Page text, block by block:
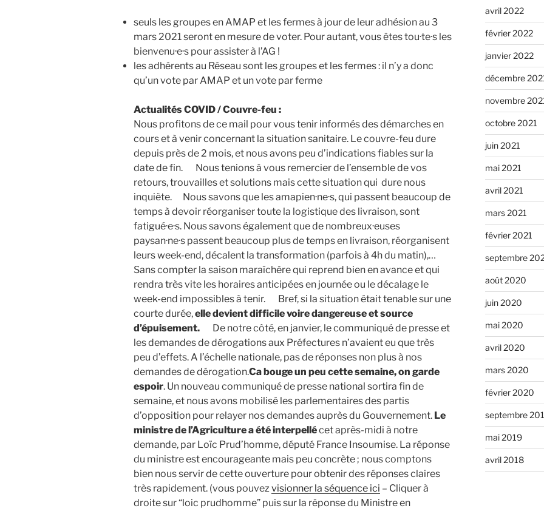
seuls les groupes en AMAP et les fermes à jour de leur adhésion au 3
mars 2021 seront en mesure de voter. Pour autant, vous êtes tou·te·s les
bienvenu·e·s pour assister à l’AG !
les adhérents au Réseau sont les groupes et les fermes : il n’y a donc
qu’un vote par AMAP et un vote par ferme
Actualités COVID / Couvre-feu :
Nous profitons de ce mail pour vous tenir informés des démarches en
cours et à venir concernant la situation sanitaire. Le couvre-feu dure
depuis près de 2 mois, et nous avons peu d’indications fiables sur la
date de fin. Nous tenions à vous remercier de l’ensemble de vos
retours, trouvailles et solutions mais cette situation qui dure nous
inquiète. Nous savons que les amapien·ne·s, qui passent beaucoup de
temps à devoir réorganiser toute la logistique des livraison, sont
fatigué·e·s. Nous savons également que de nombreux·euses
paysan·ne·s passent beaucoup plus de temps en livraison, réorganisent
leurs week-end, décalent la transformation (parfois à 4h du matin),…
Sans compter la saison maraîchère qui reprend bien en avance et qui
rendra très vite les horaires anticipées en journée ou le décalage le
week-end impossibles à tenir. Bref, si la situation était tenable sur une
courte durée,elle devient difficile voire dangereuse et source
d’épuisement.
De notre côté, en janvier, le communiqué de presse et
les demandes de dérogations aux Préfectures n’avaient eu que très
peu d’effets. A l’échelle nationale, pas de réponses non plus à nos
demandes de dérogation.Ca bouge un peu cette semaine, on garde
espoir. Un nouveau communiqué de presse national sortira fin de
semaine, et nous avons mobilisé les parlementaires des partis
d’opposition pour relayer nos demandes auprès du Gouvernement. Le
ministre de l’Agriculture a été interpellécet après-midi à notre
demande, par Loïc Prud’homme, député France Insoumise. La réponse
du ministre est encourageante mais peu concrète ; nous comptons
bien nous servir de cette ouverture pour obtenir des réponses claires
très rapidement. (vous pouvezvisionner la séquence ici – Cliquer à
droite sur “loic prudhomme” puis sur la réponse du Ministre en
avril 2022
février 2022
janvier 2022
décembre
novembre
octobre 2021
juin 2021
mai 2021
avril 2021
mars 2021
février 2021
septembre
août 2020
juin 2020
mai 2020
avril 2020
mars 2020
février 2020
septembre
mai 2019
avril 2018